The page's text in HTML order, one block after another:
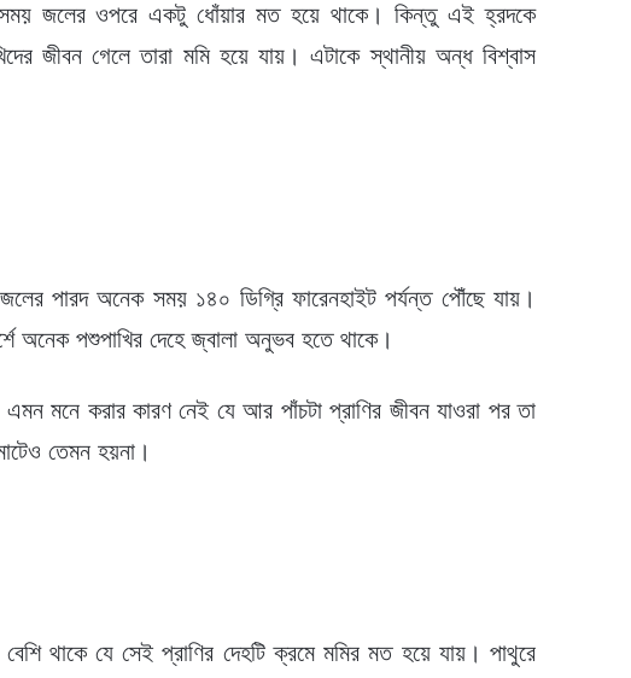
জলের ওপরে একটু ধোঁয়ার মত হয়ে থাকে। কিন্তু এই হ্রদকে
জীবন গেলে তারা মমি হয়ে যায়। এটাকে স্থানীয় অন্ধ বিশ্বাস
পারদ অনেক সময় ১৪০ ডিগ্রি ফারেনহাইট পর্যন্ত পৌঁছে যায়।
অনেক পশুপাখির দেহে জ্বালা অনুভব হতে থাকে।
মনে করার কারণ নেই যে আর পাঁচটা প্রাণির জীবন যাওরা পর তা
তেমন হয়না।
থাকে যে সেই প্রাণির দেহটি ক্রমে মমির মত হয়ে যায়। পাথুরে